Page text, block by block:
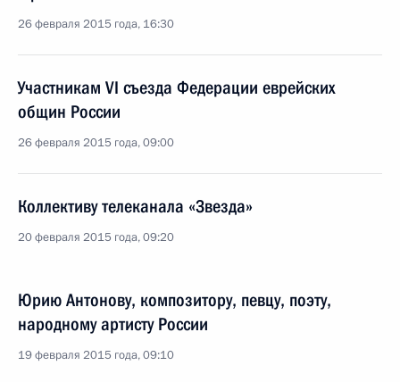
26 февраля 2015 года, 16:30
Участникам VI съезда Федерации еврейских
общин России
26 февраля 2015 года, 09:00
Коллективу телеканала «Звезда»
20 февраля 2015 года, 09:20
Юрию Антонову, композитору, певцу, поэту,
народному артисту России
19 февраля 2015 года, 09:10